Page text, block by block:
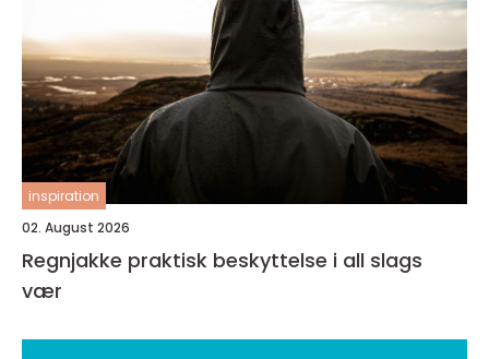
inspiration
02. August 2026
Regnjakke praktisk beskyttelse i all slags
vær